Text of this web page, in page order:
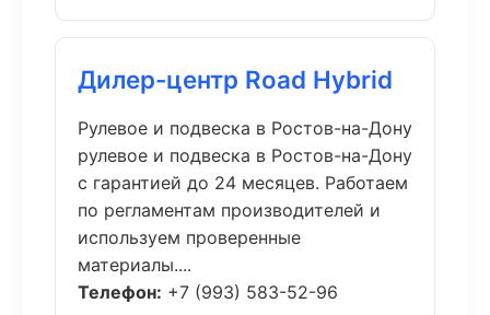
Дилер-центр Road Hybrid
Рулевое и подвеска в Ростов-на-Дону
рулевое и подвеска в Ростов-на-Дону
с гарантией до 24 месяцев. Работаем
по регламентам производителей и
используем проверенные
материалы....
Телефон: +7 (993) 583-52-96